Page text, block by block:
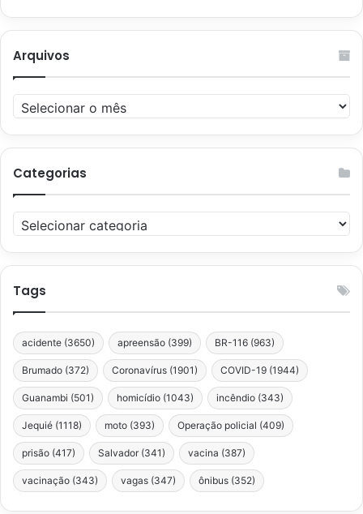
Arquivos
Arquivos
Categorias
Categorias
Tags
acidente (3650) apreensão (399) BR-116 (963)
Brumado (372) Coronavírus (1901) COVID-19 (1944)
Guanambi (501) homicídio (1043) incêndio (343)
Jequié (1118) moto (393) Operação policial (409)
prisão (417) Salvador (341) vacina (387)
vacinação (343) vagas (347) ônibus (352)